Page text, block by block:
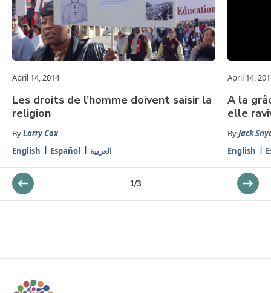
April 14, 2014
Les droits de l’homme doivent saisir la
religion
ByLarry Cox
English
Español العربية
April 14,
A la
elle
ByJack
English
1/3